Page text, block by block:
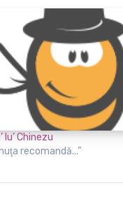
lu’ Chinezu
recomandă...”